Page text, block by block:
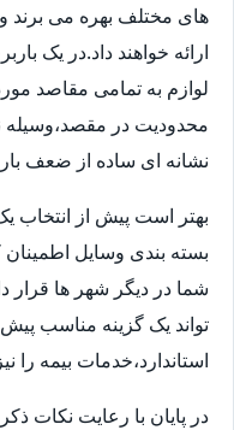
های مختلف بهره می برند
ارائه خواهند داد.در یک
لوازم به تمامی مقاصد
محدودیت در مقصد،وسیله
نشانه ای ساده از ضعف
بهتر است پیش از انتخاب
بسته بندی وسایل
شما در دیگر شهر ها قرار
تواند یک گزینه مناسب
استاندارد،خدمات بیمه را
در پایان با رعایت نکات